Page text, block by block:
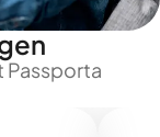
Passporta